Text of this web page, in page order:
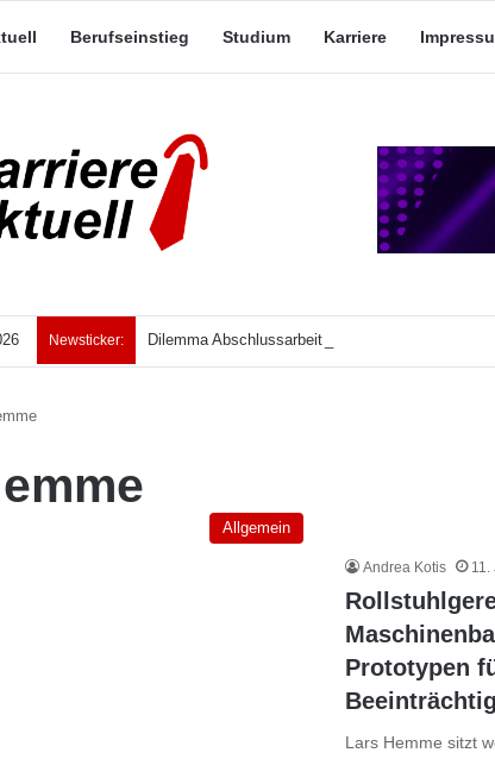
Berufseinstieg Studium Karriere
Newsticker: Dilemma Abschlussarbeit: Was taugt die
Allgemein
Andrea Kotis 11.
Prototypen
Lars Hemme sitzt